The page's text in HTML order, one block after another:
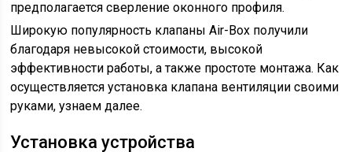
предполагается сверление оконного профиля.
Широкую популярность клапаны Air-Box получили
благодаря невысокой стоимости, высокой
эффективности работы, а также простоте монтажа. Как
осуществляется установка клапана вентиляции своими
руками, узнаем далее.
Установка устройства